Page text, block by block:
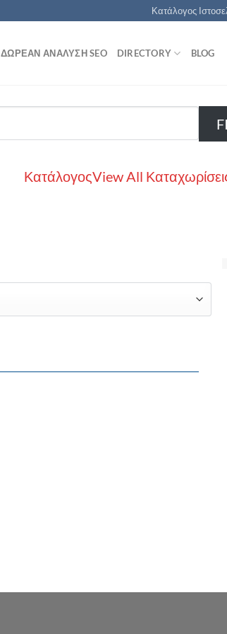
Κατάλογος
ΔΩΡΕΆΝ ΑΝΆΛΥΣΗ SEO DIRECTORY BLOG
ΚατάλογοςView All